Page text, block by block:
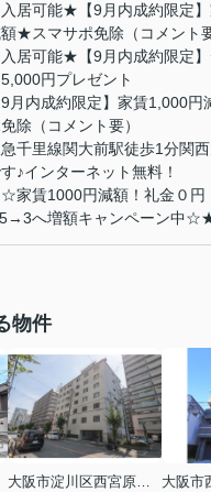
入居可能★【9月内成約限定
★スマサポ免除（コメント要
入居可能★【9月内成約限定
5,000円プレゼント
9月内成約限定】家賃1,000
除（コメント要）
急千里線関大前駅徒歩1分関
♪インターネット無料！
家賃1000円減額！礼金０円
へ増額キャンペーン中
物件
大阪市淀川区西宮原３丁目